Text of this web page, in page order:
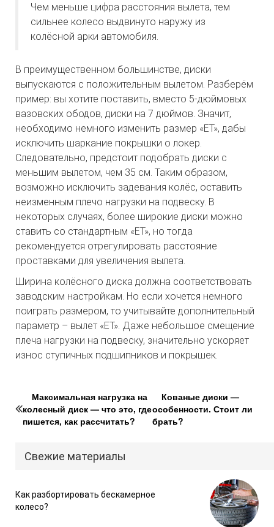
Чем меньше цифра расстояния вылета, тем
сильнее колесо выдвинуто наружу из
колёсной арки автомобиля.
В преимущественном большинстве, диски
выпускаются с положительным вылетом. Разберём
пример: вы хотите поставить, вместо 5-дюймовых
вазовских ободов, диски на 7 дюймов. Значит,
необходимо немного изменить размер «ЕТ», дабы
исключить шаркание покрышки о локер.
Следовательно, предстоит подобрать диски с
меньшим вылетом, чем 35 см. Таким образом,
возможно исключить задевания колёс, оставить
неизменным плечо нагрузки на подвеску. В
некоторых случаях, более широкие диски можно
ставить со стандартным «ЕТ», но тогда
рекомендуется отрегулировать расстояние
проставками для увеличения вылета.
Ширина колёсного диска должна соответствовать
заводским настройкам. Но если хочется немного
поиграть размером, то учитывайте дополнительный
параметр – вылет «ЕТ». Даже небольшое смещение
плеча нагрузки на подвеску, значительно ускоряет
износ ступичных подшипников и покрышек.
Максимальная нагрузка на
колесный диск — что это, где
пишется, как рассчитать?
Кованые диски —
особенности. Стоит ли
брать?
Свежие материалы
Как разбортировать бескамерное
колесо?